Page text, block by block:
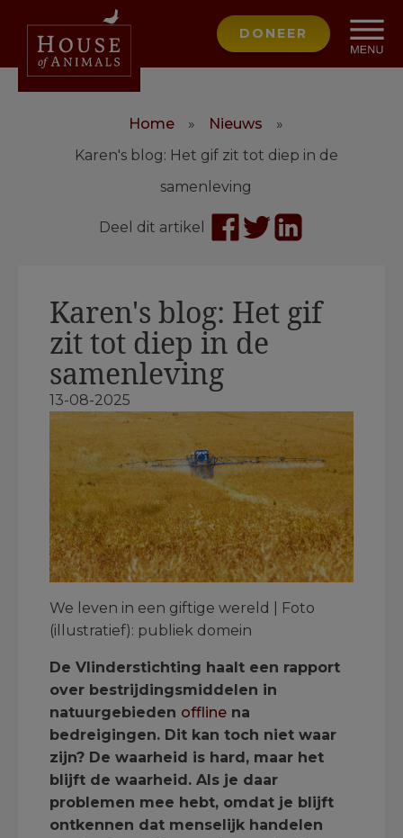
DONEER
Home » Nieuws
»
Karen's blog: Het gif zit tot diep in de
samenleving
Deel dit artikel
Karen's blog: Het gif
zit tot diep in de
samenleving
13-08-2025
We leven in een giftige wereld | Foto
(illustratief): publiek domein
De Vlinderstichting haalt een rapport
over bestrijdingsmiddelen in
natuurgebieden offline na
bedreigingen. Dit kan toch niet waar
zijn? De waarheid is hard, maar het
blijft de waarheid. Als je daar
problemen mee hebt, omdat je blijft
ontkennen dat menselijk handelen